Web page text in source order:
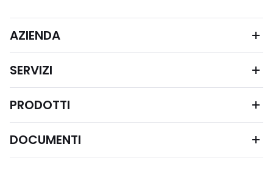
AZIENDA
SERVIZI
PRODOTTI
DOCUMENTI